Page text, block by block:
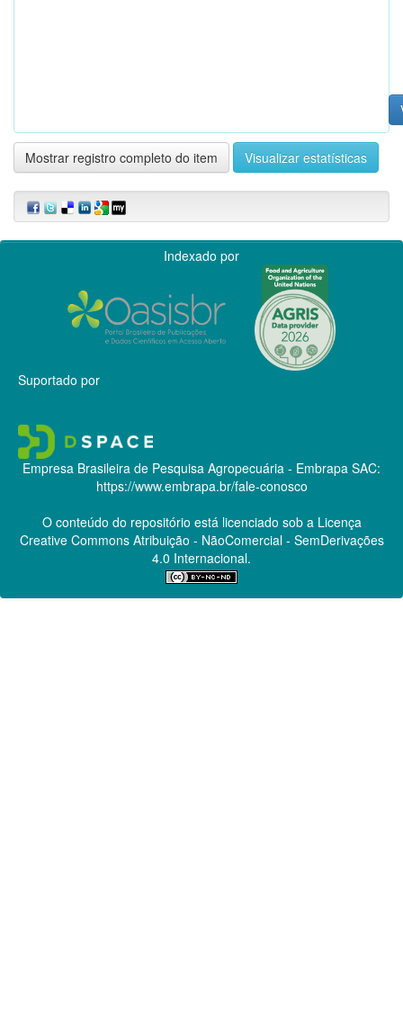
Mostrar registro completo do item Visualizar estatísticas
Indexado por
Suportado por
Empresa Brasileira de Pesquisa Agropecuária - Embrapa SAC:
https://www.embrapa.br/fale-conosco
O conteúdo do repositório está licenciado sob a Licença
Creative CommonsAtribuição - NãoComercial - SemDerivações
4.0 Internacional.